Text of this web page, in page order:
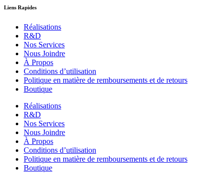
Liens Rapides
Réalisations
R&D
Nos Services
Nous Joindre
À Propos
Conditions d’utilisation
Politique en matière de remboursements et de retours
Boutique
Réalisations
R&D
Nos Services
Nous Joindre
À Propos
Conditions d’utilisation
Politique en matière de remboursements et de retours
Boutique